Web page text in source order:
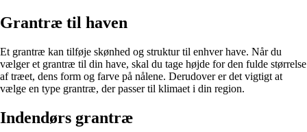
Grantræ til haven
Et grantræ kan tilføje skønhed og struktur til enhver have. Når du
vælger et grantræ til din have, skal du tage højde for den fulde størrelse
af træet, dens form og farve på nålene. Derudover er det vigtigt at
vælge en type grantræ, der passer til klimaet i din region.
Indendørs grantræ